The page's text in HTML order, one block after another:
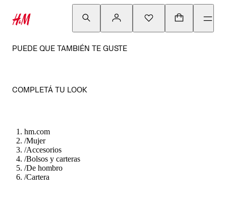
PUEDE QUE TAMBIÉN TE GUSTE
COMPLETÁ TU LOOK
hm.com
/Mujer
/Accesorios
/Bolsos y carteras
/De hombro
/Cartera